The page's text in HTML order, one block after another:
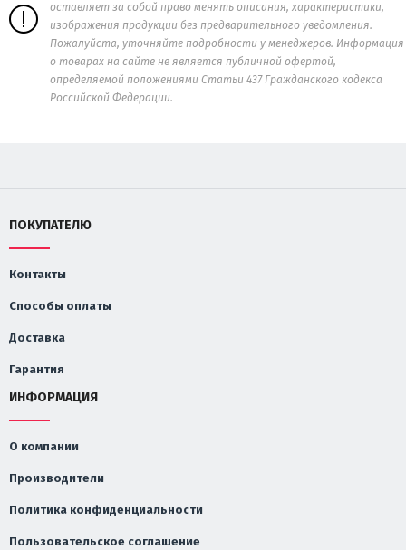
оставляет за собой право менять описания, характеристики,
изображения продукции без предварительного уведомления.
Пожалуйста, уточняйте подробности у менеджеров. Информация
о товарах на сайте не является публичной офертой,
определяемой положениями Статьи 437 Гражданского кодекса
Российской Федерации.
ПОКУПАТЕЛЮ
Контакты
Способы оплаты
Доставка
Гарантия
ИНФОРМАЦИЯ
О компании
Производители
Политика конфиденциальности
Пользовательское соглашение